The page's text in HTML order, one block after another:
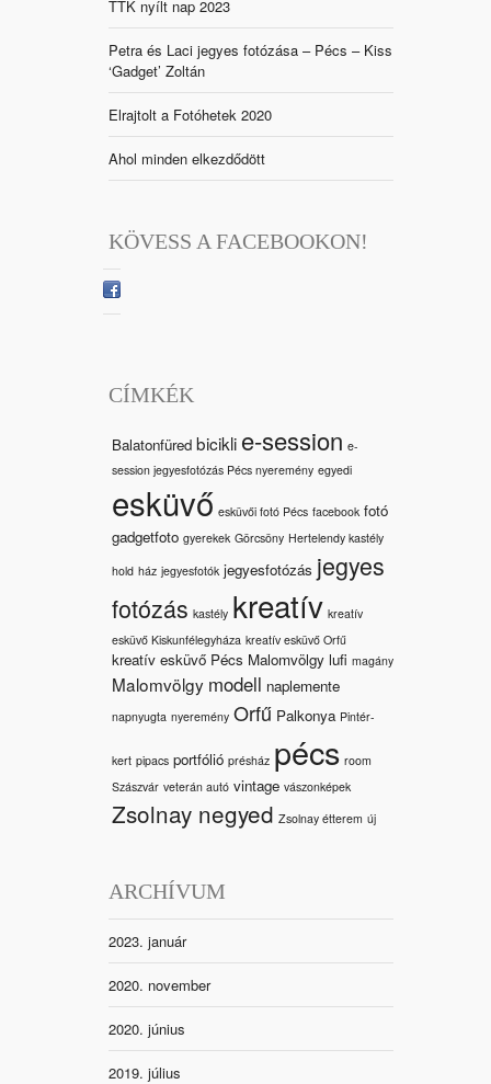
TTK nyílt nap 2023
Petra és Laci jegyes fotózása – Pécs – Kiss
‘Gadget’ Zoltán
Elrajtolt a Fotóhetek 2020
Ahol minden elkezdődött
KÖVESS A FACEBOOKON!
CÍMKÉK
Balatonfüred bicikli e-session e-
session jegyesfotózás Pécs nyeremény egyedi
esküvő esküvői fotó Pécs facebook fotó
gadgetfoto gyerekek Görcsöny Hertelendy kastély
hold ház jegyesfotók jegyesfotózás jegyes
fotózás kastély kreatív kreatív
esküvő Kiskunfélegyháza kreatív esküvő Orfű
kreatív esküvő Pécs Malomvölgy lufi magány
Malomvölgy modell naplemente
napnyugta nyeremény Orfű Palkonya Pintér-
kert pipacs portfólió présház pécs room
Szászvár veterán autó vintage vászonképek
Zsolnay negyed Zsolnay étterem új
ARCHÍVUM
2023. január
2020. november
2020. június
2019. július